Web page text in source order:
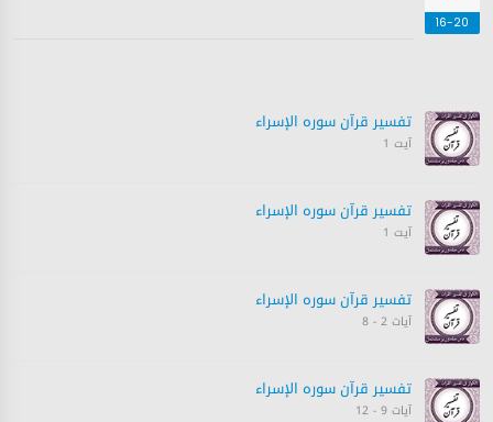
16-20
تفسیر قرآن سورہ ‎الإسراء
آیت 1
تفسیر قرآن سورہ ‎الإسراء
آیت 1
تفسیر قرآن سورہ ‎الإسراء
آیات 2 - 8
تفسیر قرآن سورہ ‎الإسراء
آیات 9 - 12